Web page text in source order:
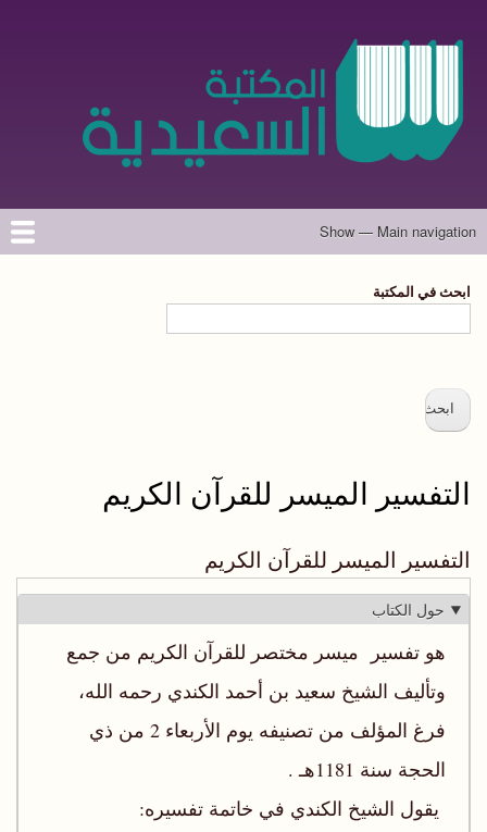
الرئيسي
Main
Show — Main navigation
الرئيسية
المؤلفون
تواصل معنا
حول الموقع
ابحث في المكتبة
التفسير الميسر للقرآن الكريم
التفسير الميسر للقرآن الكريم
حول الكتاب
هو تفسير ميسر مختصر للقرآن الكريم من جمع
وتأليف الشيخ سعيد بن أحمد الكندي رحمه الله،
فرغ المؤلف من تصنيفه يوم الأربعاء 2 من ذي
الحجة سنة 1181هـ .
يقول الشيخ الكندي في خاتمة تفسيره: